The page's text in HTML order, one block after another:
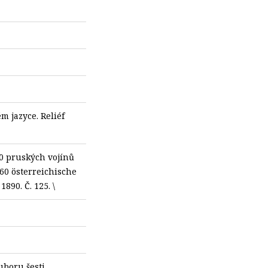
jazyce. Reliéf
pruských vojínů
österreichische
Č. 125. \